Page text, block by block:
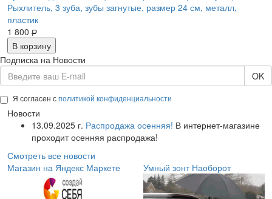
Рыхлитель, 3 зуба, зубы загнутые, размер 24 см, металл,
пластик
1 800 Р
В корзину
Подписка на Новости
OK
Я согласен сполитикой конфиденциальности
Новости
13.09.2025 г. Распродажа осенняя! В интернет-магазине
проходит осенняя распродажа!
Смотреть все новости
Магазин на Яндекс Маркете
Умный зонт Наоборот